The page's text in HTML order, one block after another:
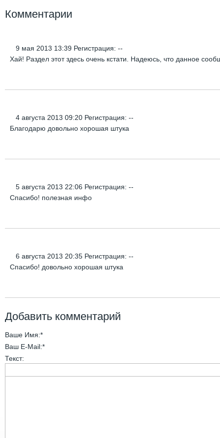
Комментарии
9 мая 2013 13:39 Регистрация: --
Хай! Раздел этот здесь очень кстати. Надеюсь, что данное
4 августа 2013 09:20 Регистрация: --
Благодарю довольно хорошая штука
5 августа 2013 22:06 Регистрация: --
Спасибо! полезная инфо
6 августа 2013 20:35 Регистрация: --
Спасибо! довольно хорошая штука
Добавить комментарий
Ваше Имя:*
Ваш E-Mail:*
Текст: